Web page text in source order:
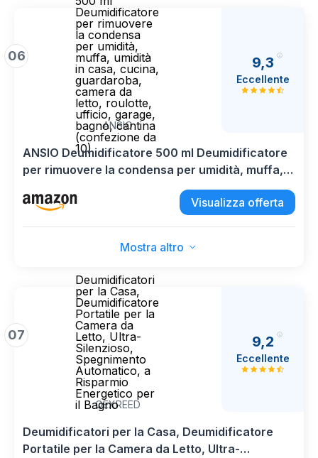
06
Deumidificatore
per rimuovere
la condensa
per umidità,
muffa, umidità
in casa, cucina,
guardaroba,
camera da
letto, roulotte,
ufficio, garage,
bagno, cantina
(confezione da
10)
ANSIO
9,3
Eccellente
ANSIO Deumidificatore 500 ml Deumidificatore
per rimuovere la condensa per umidità, muffa,
umidità in casa, cucina, guardaroba, camera da
letto, roulotte, ufficio, garage, bagno, cantina
Visualizza offerta
Mostra altro
07
Deumidificatori
per la Casa,
Deumidificatore
Portatile per la
Camera da
Letto, Ultra-
Silenzioso,
Spegnimento
Automatico, a
Risparmio
Energetico per
il Bagno
QEXREED
9,2
Eccellente
Deumidificatori per la Casa, Deumidificatore
Portatile per la Camera da Letto, Ultra-